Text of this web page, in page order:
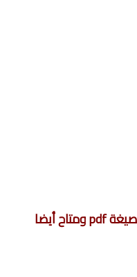
نقدم لكم الجزء الثامن من سلسة الطب الشرعى كتاب جرائم التعذيب متاح للتحميل بصيغة pdf ومتاح أيضا